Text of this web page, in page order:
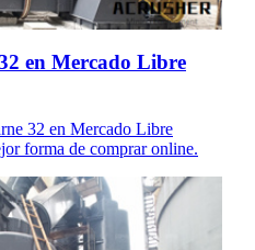
en Mercado Libre
32 en Mercado Libre
forma de comprar online.